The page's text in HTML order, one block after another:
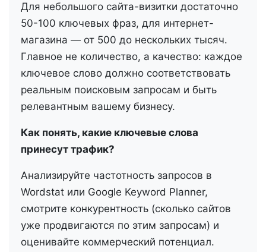
Для небольшого сайта-визитки достаточно
50-100 ключевых фраз, для интернет-
магазина — от 500 до нескольких тысяч.
Главное не количество, а качество: каждое
ключевое слово должно соответствовать
реальным поисковым запросам и быть
релевантным вашему бизнесу.
Как понять, какие ключевые слова
принесут трафик?
Анализируйте частотность запросов в
Wordstat или Google Keyword Planner,
смотрите конкурентность (сколько сайтов
уже продвигаются по этим запросам) и
оценивайте коммерческий потенциал.